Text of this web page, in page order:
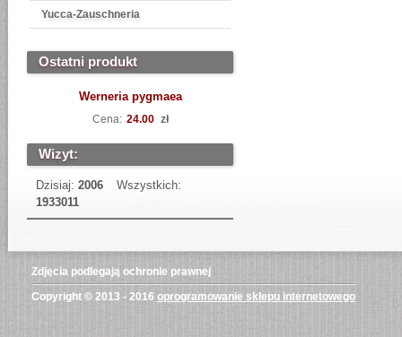
Yucca-Zauschneria
Ostatni produkt
Werneria pygmaea
Cena: 24.00 zł
Wizyt:
Dzisiaj: 2006
Wszystkich:
1933011
Zdjęcia podlegają ochronie prawnej
Copyright © 2013 - 2016 oprogramowanie sklepu internetowego